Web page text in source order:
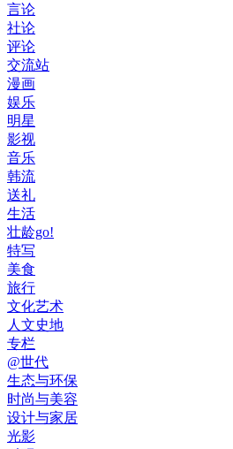
言论
社论
评论
交流站
漫画
娱乐
明星
影视
音乐
韩流
送礼
生活
壮龄go!
特写
美食
旅行
文化艺术
人文史地
专栏
@世代
生态与环保
时尚与美容
设计与家居
光影